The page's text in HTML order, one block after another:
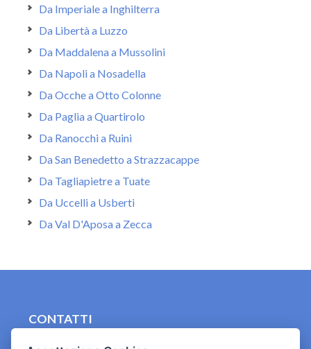
Da Imperiale a Inghilterra
Da Libertà a Luzzo
Da Maddalena a Mussolini
Da Napoli a Nosadella
Da Ocche a Otto Colonne
Da Paglia a Quartirolo
Da Ranocchi a Ruini
Da San Benedetto a Strazzacappe
Da Tagliapietre a Tuate
Da Uccelli a Usberti
Da Val D'Aposa a Zecca
CONTATTI